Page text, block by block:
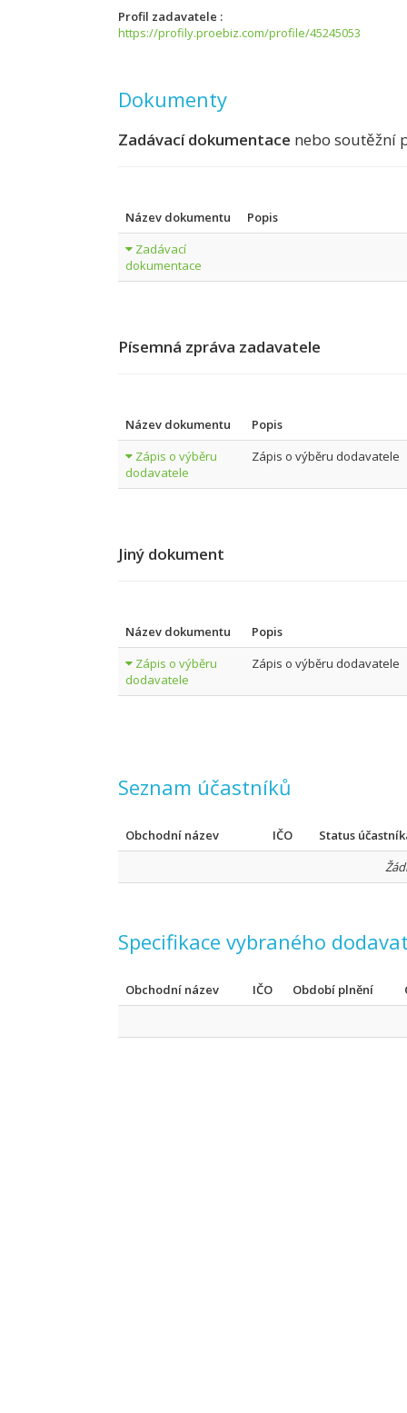
Profil zadavatele
https://profily.proebiz.com/profile/45245053
Dokumenty
Zadávací dokumentace nebo soutěžní
Název dokumentu
Popis
Zadávací
dokumentace
Písemná zpráva zadavatele
Název dokumentu
Popis
Zápis o výběru
dodavatele
Zápis o výběru dodavatele
Jiný dokument
Název dokumentu
Popis
Zápis o výběru
dodavatele
Zápis o výběru dodavatele
Seznam účastníků
Obchodní název IČO
Status
Specifikace vybraného
Obchodní název IČO Období plnění